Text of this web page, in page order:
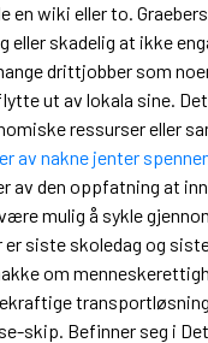
en wiki eller to.
eller skadelig at ikke
drittjobber som
ut av lokala sine.
ressurser eller
av nakne jenter
av den oppfatning at
mulig å sykle
er siste skoledag og
om
skip. Befinner seg i